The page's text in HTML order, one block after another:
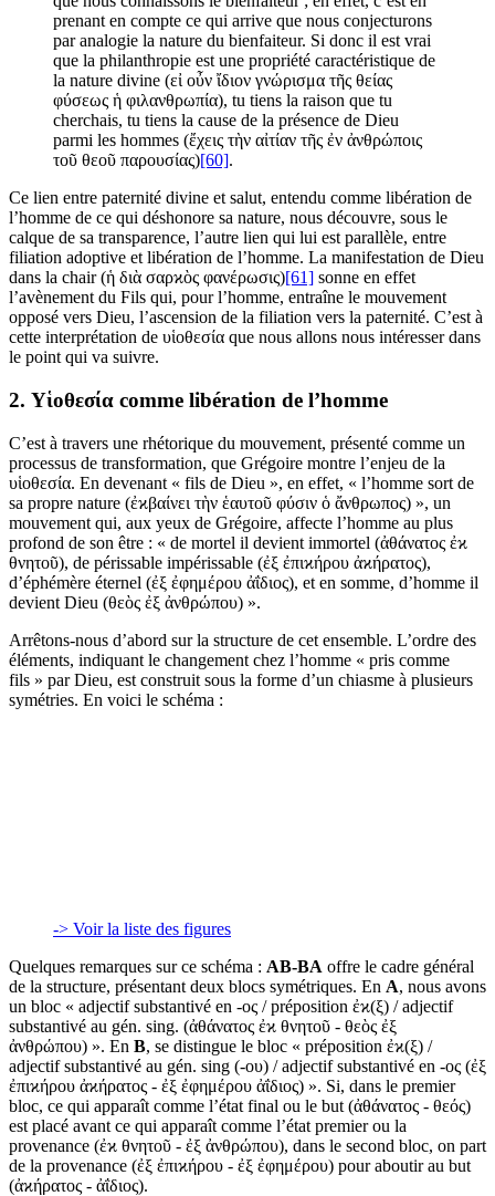
prenant en compte ce qui arrive que nous conjecturons
par analogie la nature du bienfaiteur. Si donc il est vrai
que la philanthropie est une propriété caractéristique de
la nature divine (εἰ οὖν ἴδιον γνώρισμα τῆς θείας
φύσεως ἡ φιλανθρωπία), tu tiens la raison que tu
cherchais, tu tiens la cause de la présence de Dieu
parmi les hommes (ἔχεις τὴν αἰτίαν τῆς ἐν ἀνθρώποις
τοῦ θεοῦ παρουσίας)[60].
Ce lien entre paternité divine et salut, entendu comme libération de
l’homme de ce qui déshonore sa nature, nous découvre, sous le
calque de sa transparence, l’autre lien qui lui est parallèle, entre
filiation adoptive et libération de l’homme. La manifestation de Dieu
dans la chair (ἡ διὰ σαρϰὸς φανέρωσις)[61] sonne en effet
l’avènement du Fils qui, pour l’homme, entraîne le mouvement
opposé vers Dieu, l’ascension de la filiation vers la paternité. C’est à
cette interprétation de υἱοθεσία que nous allons nous intéresser dans
le point qui va suivre.
2. Υἱοθεσία comme libération de l’homme
C’est à travers une rhétorique du mouvement, présenté comme un
processus de transformation, que Grégoire montre l’enjeu de la
υἱοθεσία. En devenant « fils de Dieu », en effet, « l’homme sort de
sa propre nature (ἐϰβαίνει τὴν ἑαυτοῦ φύσιν ὁ ἄνθρωπος) », un
mouvement qui, aux yeux de Grégoire, affecte l’homme au plus
profond de son être : « de mortel il devient immortel (ἀθάνατος ἐϰ
θνητοῦ), de périssable impérissable (ἐξ ἐπιϰήρου ἀϰήρατος),
d’éphémère éternel (ἐξ ἐφημέρου ἀΐδιος), et en somme, d’homme il
devient Dieu (θεὸς ἐξ ἀνθρώπου) ».
Arrêtons-nous d’abord sur la structure de cet ensemble. L’ordre des
éléments, indiquant le changement chez l’homme « pris comme
fils » par Dieu, est construit sous la forme d’un chiasme à plusieurs
symétries. En voici le schéma :
-> Voir la liste des figures
Quelques remarques sur ce schéma : AB-BA offre le cadre général
de la structure, présentant deux blocs symétriques. En A, nous avons
un bloc « adjectif substantivé en -ος / préposition ἐϰ(ξ) / adjectif
substantivé au gén. sing. (ἀθάνατος ἐϰ θνητοῦ - θεὸς ἐξ
ἀνθρώπου) ». En B, se distingue le bloc « préposition ἐϰ(ξ) /
adjectif substantivé au gén. sing (-ου) / adjectif substantivé en -ος (ἐξ
ἐπιϰήρου ἀϰήρατος - ἐξ ἐφημέρου ἀΐδιος) ». Si, dans le premier
bloc, ce qui apparaît comme l’état final ou le but (ἀθάνατος - θεός)
est placé avant ce qui apparaît comme l’état premier ou la
provenance (ἐϰ θνητοῦ - ἐξ ἀνθρώπου), dans le second bloc, on part
de la provenance (ἐξ ἐπιϰήρου - ἐξ ἐφημέρου) pour aboutir au but
(ἀϰήρατος - ἀΐδιος).